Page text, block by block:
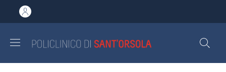
al contenuto principale
to footer content